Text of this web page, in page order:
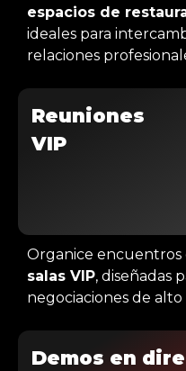
espacios de
ideales para
relaciones
Reuniones
VIP
Organice encuentros
salas VIP, diseñadas
negociaciones de alto
Demos en